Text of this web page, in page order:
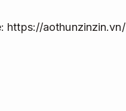
https://aothunzinzin.vn/